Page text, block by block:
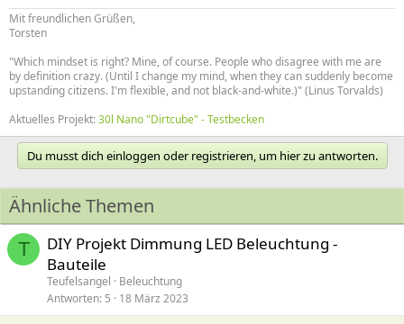
Mit freundlichen Grüßen,
Torsten
"Which mindset is right? Mine, of course. People who disagree with me are
by definition crazy. (Until I change my mind, when they can suddenly become
upstanding citizens. I'm flexible, and not black-and-white.)" (Linus Torvalds)
Aktuelles Projekt:30l Nano "Dirtcube" - Testbecken
Du musst dich einloggen oder registrieren, um hier zu antworten.
Ähnliche Themen
T
DIY Projekt Dimmung LED Beleuchtung -
Bauteile
Teufelsangel
Beleuchtung
Antworten 5 18 März 2023